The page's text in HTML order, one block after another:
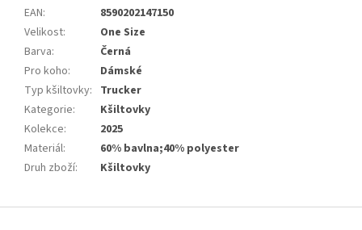
EAN:
8590202147150
Velikost:
One Size
Barva:
Černá
Pro koho:
Dámské
Typ kšiltovky: Trucker
Kategorie:
Kšiltovky
Kolekce:
2025
Materiál:
60% bavlna;40% polyester
Druh zboží: Kšiltovky